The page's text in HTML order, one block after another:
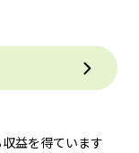
益を得ています